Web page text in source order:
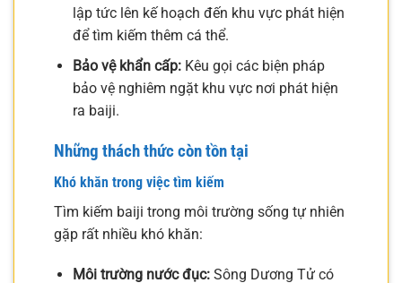
lập tức lên kế hoạch đến khu vực phát hiện
để tìm kiếm thêm cá thể.
Bảo vệ khẩn cấp:Kêu gọi các biện pháp
bảo vệ nghiêm ngặt khu vực nơi phát hiện
ra baiji.
Những thách thức còn tồn tại
Khó khăn trong việc tìm kiếm
Tìm kiếm baiji trong môi trường sống tự nhiên
gặp rất nhiều khó khăn:
Môi trường nước đục:Sông Dương Tử có